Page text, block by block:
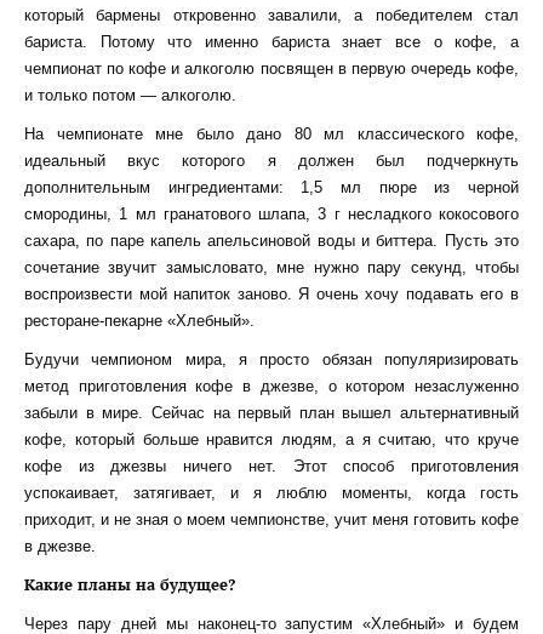
который бармены откровенно завалили, а победителем стал
бариста. Потому что именно бариста знает все о кофе, а
чемпионат по кофе и алкоголю посвящен в первую очередь кофе,
и только потом — алкоголю.
На чемпионате мне было дано 80 мл классического кофе,
идеальный вкус которого я должен был подчеркнуть
дополнительным ингредиентами: 1,5 мл пюре из черной
смородины, 1 мл гранатового шлапа, 3 г несладкого кокосового
сахара, по паре капель апельсиновой воды и биттера. Пусть это
сочетание звучит замысловато, мне нужно пару секунд, чтобы
воспроизвести мой напиток заново. Я очень хочу подавать его в
ресторане-пекарне «Хлебный».
Будучи чемпионом мира, я просто обязан популяризировать
метод приготовления кофе в джезве, о котором незаслуженно
забыли в мире. Сейчас на первый план вышел альтернативный
кофе, который больше нравится людям, а я считаю, что круче
кофе из джезвы ничего нет. Этот способ приготовления
успокаивает, затягивает, и я люблю моменты, когда гость
приходит, и не зная о моем чемпионстве, учит меня готовить кофе
в джезве.
Какие планы на будущее?
Через пару дней мы наконец-то запустим «Хлебный» и будем